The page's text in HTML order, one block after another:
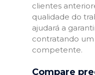
clientes
qualidade do
ajudará a
contratando
competente.
Compare